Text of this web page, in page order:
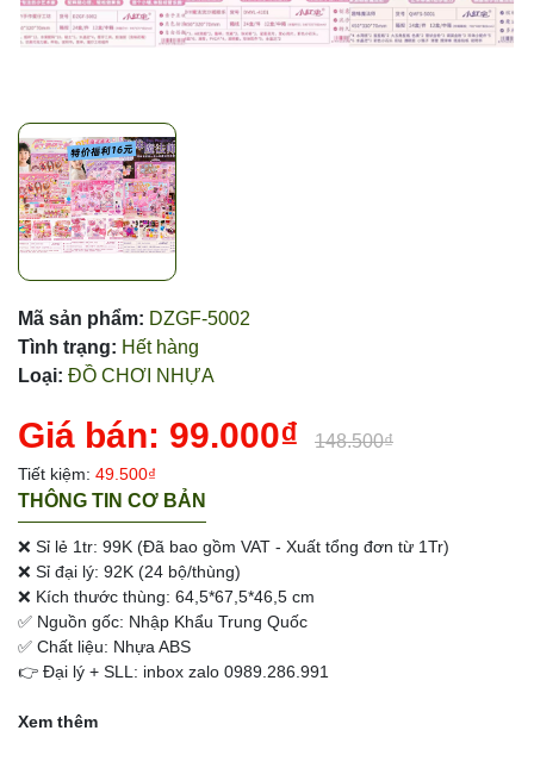
Mã sản phẩm: DZGF-5002
Tình trạng: Hết hàng
Loại: ĐỒ CHƠI NHỰA
Giá bán: 99.000₫ 148.500₫
Tiết kiệm: 49.500₫
THÔNG TIN CƠ BẢN
❌ Sỉ lẻ 1tr: 99K (Đã bao gồm VAT - Xuất tổng đơn từ 1Tr)
❌ Sỉ đại lý: 92K (24 bộ/thùng)
❌ Kích thước thùng: 64,5*67,5*46,5 cm
✅ Nguồn gốc: Nhập Khẩu Trung Quốc
✅ Chất liệu: Nhựa ABS
👉 Đại lý + SLL: inbox zalo 0989.286.991
Xem thêm